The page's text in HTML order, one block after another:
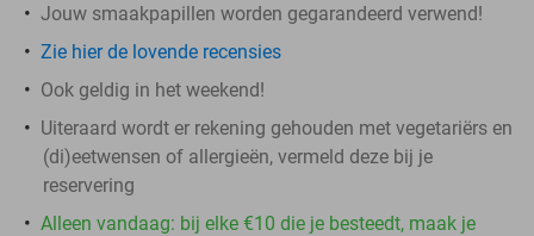
Jouw smaakpapillen worden gegarandeerd verwend!
Zie hier de lovende recensies
Ook geldig in het weekend!
Uiteraard wordt er rekening gehouden met vegetariërs en
(di)eetwensen of allergieën, vermeld deze bij je
reservering
Alleen vandaag: bij elke €10 die je besteedt, maak je